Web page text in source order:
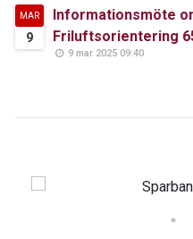
MAR
9
Informationsmöte
Friluftsorientering
9 mar 2025 09:40